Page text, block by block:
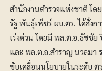
สำนักงานตำรวจแห่งชาติ โด
รัฐ พันธุ์เพ็ชร์ ผบ.ตร. ได้สั่งก
เร่งด่วน โดยมี พล.ต.อ.ธัชชัย
และ พล.ต.อ.สำราญ นวลมา
ขับเคลื่อนนโยบายในระดับ ต